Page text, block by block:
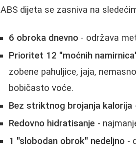
ABS dijeta se zasniva na
6 obroka dnevno - održava
Prioritet 12 "moćnih
zobene pahuljice, jaja,
bobičasto voće.
Bez striktnog brojanja kalorija
Redovno hidratisanje -
1 "slobodan obrok" nedeljno -